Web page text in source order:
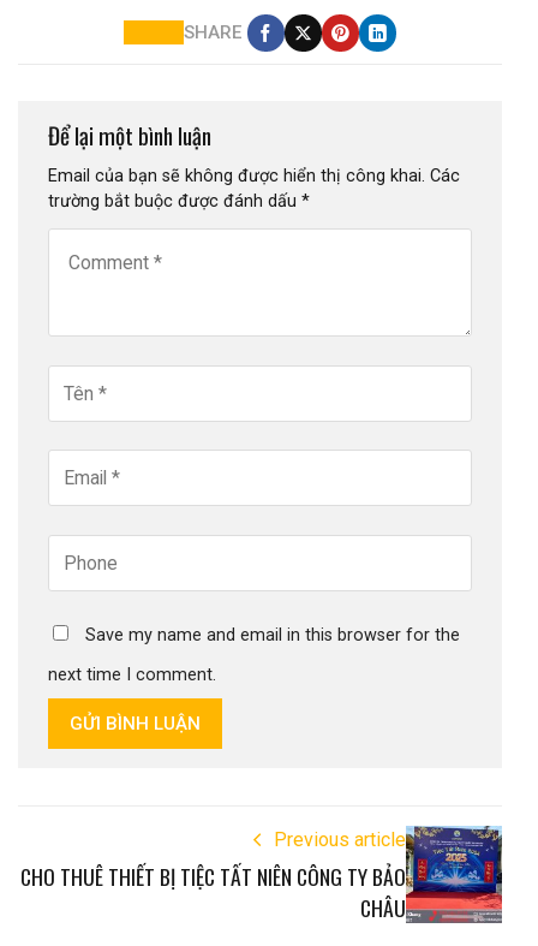
SHARE
Để lại một bình luận
Email của bạn sẽ không được hiển thị công khai. Các
trường bắt buộc được đánh dấu *
Save my name and email in this browser for the
next time I comment.
GỬI BÌNH LUẬN
Previous article
CHO THUÊ THIẾT BỊ TIỆC TẤT NIÊN CÔNG TY BẢO
CHÂU